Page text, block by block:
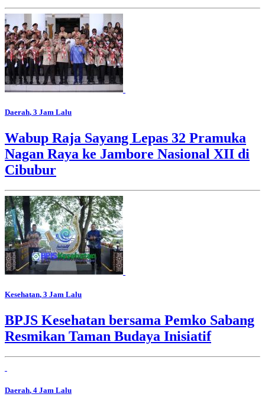
Daerah, 3 Jam Lalu
Wabup Raja Sayang Lepas 32 Pramuka
Nagan Raya ke Jambore Nasional XII di
Cibubur
Kesehatan, 3 Jam Lalu
BPJS Kesehatan bersama Pemko Sabang
Resmikan Taman Budaya Inisiatif
Daerah, 4 Jam Lalu